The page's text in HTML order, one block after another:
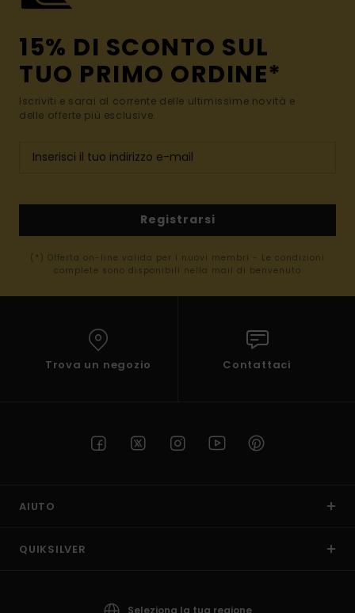
15% DI SCONTO SUL
TUO PRIMO ORDINE*
Iscriviti e sarai al corrente delle ultimissime novità e
delle offerte più esclusive.
Registrarsi
(*) Offerta on-line valida per i nuovi membri - Le condizioni
complete sono disponibili nella mail di benvenuto
Trova un negozio Contattaci
AIUTO
QUIKSILVER
Seleziona la tua regione